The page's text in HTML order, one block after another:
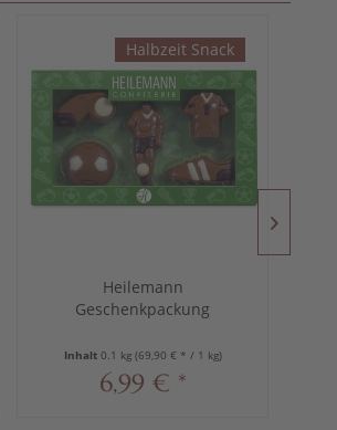
Halbzeit Snack
Heilemann
Geschenkpackung
Inhalt 0.1 kg (69,90 € * / 1 kg)
6,99 € *